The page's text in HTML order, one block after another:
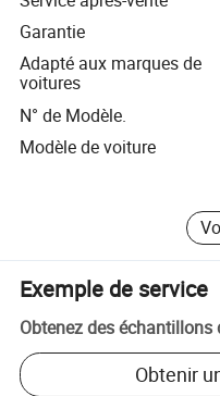
Garantie
Adapté aux marques de
voitures
N° de Modèle.
Modèle de voiture
Exemple de service
Obtenez des échantillons
Obtenir